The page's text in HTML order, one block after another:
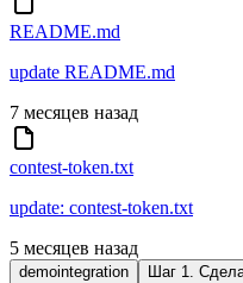
README.md
update README.md
7 месяцев назад
contest-token.txt
update: contest-token.txt
5 месяцев назад
demointegration Шаг 1.